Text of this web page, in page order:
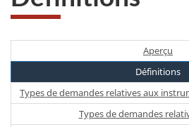
Aperçu
Définitions
Types de demandes relatives aux
Types de demandes